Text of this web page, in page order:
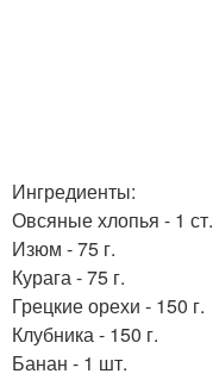
Ингредиенты:
Овсяные хлопья - 1 ст.
Изюм - 75 г.
Курага - 75 г.
Грецкие орехи - 150 г.
Клубника - 150 г.
Банан - 1 шт.